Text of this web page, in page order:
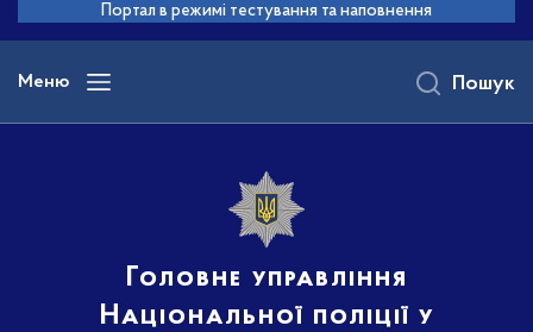
основного
вмісту
Портал в режимі тестування та наповнення
Меню
Головне управління
Національної поліції у
Пошук